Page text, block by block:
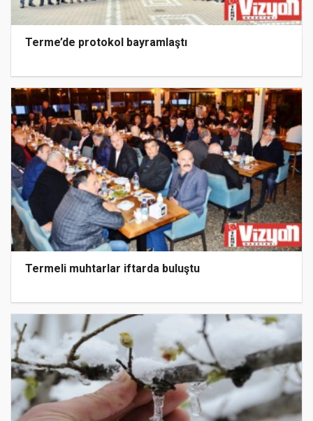
Terme’de protokol bayramlaştı
Termeli muhtarlar iftarda buluştu